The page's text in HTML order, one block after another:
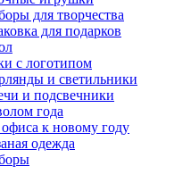
для творчества
для подарков
с логотипом
и светильники
и подсвечники
года
к новому году
одежда